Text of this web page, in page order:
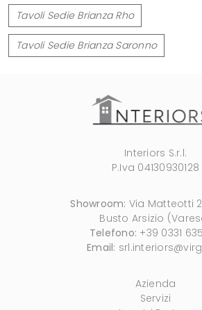
Tavoli Sedie Brianza Rho
Tavoli Sedie Brianza Saronno
Interiors S.r.l.
P.Iva 04130930128
Showroom: Via Matteotti
Busto Arsizio
Telefono: +39 0331
Email:
Azienda
Servizi